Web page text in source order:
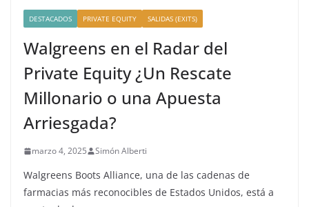
DESTACADOS PRIVATE EQUITY SALIDAS (EXITS)
Walgreens en el Radar del
Private Equity ¿Un Rescate
Millonario o una Apuesta
Arriesgada?
marzo 4, 2025 Simón Alberti
Walgreens Boots Alliance, una de las cadenas de
farmacias más reconocibles de Estados Unidos, está a